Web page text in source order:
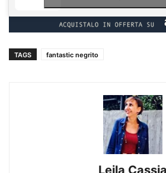
TAGS fantastic negrito
Lejla Cassia